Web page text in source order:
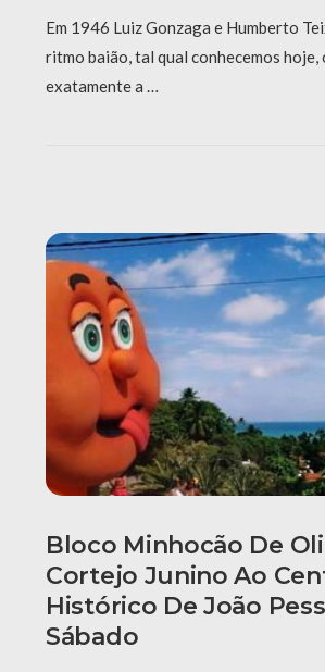
Em 1946 Luiz Gonzaga e Humberto
ritmo baião, tal qual conhecemos hoje,
exatamente a …
Bloco Minhocão De
Cortejo Junino Ao
Histórico De João
Sábado